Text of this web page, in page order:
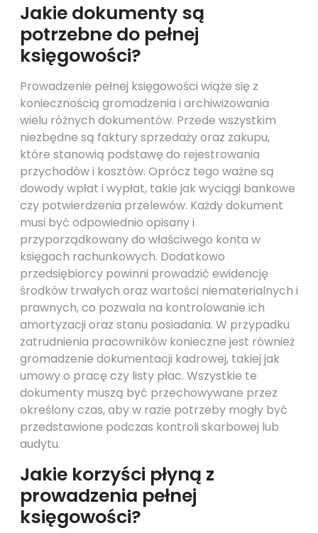
Jakie dokumenty są
potrzebne do pełnej
księgowości?
Prowadzenie pełnej księgowości wiąże się z
koniecznością gromadzenia i archiwizowania
wielu różnych dokumentów. Przede wszystkim
niezbędne są faktury sprzedaży oraz zakupu,
które stanowią podstawę do rejestrowania
przychodów i kosztów. Oprócz tego ważne są
dowody wpłat i wypłat, takie jak wyciągi bankowe
czy potwierdzenia przelewów. Każdy dokument
musi być odpowiednio opisany i
przyporządkowany do właściwego konta w
księgach rachunkowych. Dodatkowo
przedsiębiorcy powinni prowadzić ewidencję
środków trwałych oraz wartości niematerialnych i
prawnych, co pozwala na kontrolowanie ich
amortyzacji oraz stanu posiadania. W przypadku
zatrudnienia pracowników konieczne jest również
gromadzenie dokumentacji kadrowej, takiej jak
umowy o pracę czy listy płac. Wszystkie te
dokumenty muszą być przechowywane przez
określony czas, aby w razie potrzeby mogły być
przedstawione podczas kontroli skarbowej lub
audytu.
Jakie korzyści płyną z
prowadzenia pełnej
księgowości?